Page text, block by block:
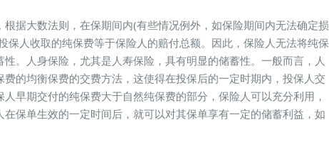
大数法则，在保期间内(有些情况例外，如保险期间内无法确定损
保人收取的纯保费等于保险人的赔付总额。因此，保险人无法将纯保
。人身保险，尤其是人寿保险，具有明显的储蓄性。一般而言，人
的均衡保费的交费方法，这使得在投保后的一定时期内，投保人交
早期交付的纯保费大于自然纯保费的部分，保险人可以充分利用，
保单生效的一定时间后，就可以对其保单享有一定的储蓄利益，如